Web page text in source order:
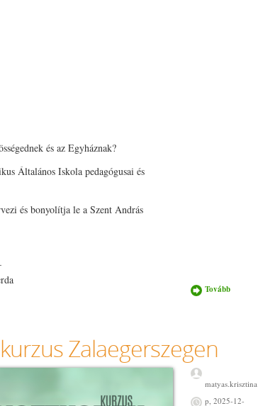
és az Egyháznak?
Általános Iskola pedagógusai és
és bonyolítja le a Szent András
Tovább
Zalaegerszegen
matyas.krisztina
p, 2025-12-